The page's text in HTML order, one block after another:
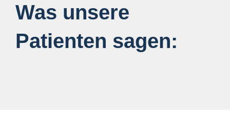
Was unsere
Patienten sagen: